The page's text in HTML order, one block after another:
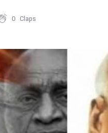
0 Claps